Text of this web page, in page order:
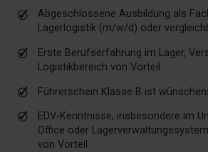
Abgeschlossene Ausbildung als
Lagerlogistik (m/w/d) oder
Erste Berufserfahrung im Lager,
Logistikbereich von Vorteil
Führerschein Klasse B ist
EDV-Kenntnisse, insbesondere im
Office oder
von Vorteil